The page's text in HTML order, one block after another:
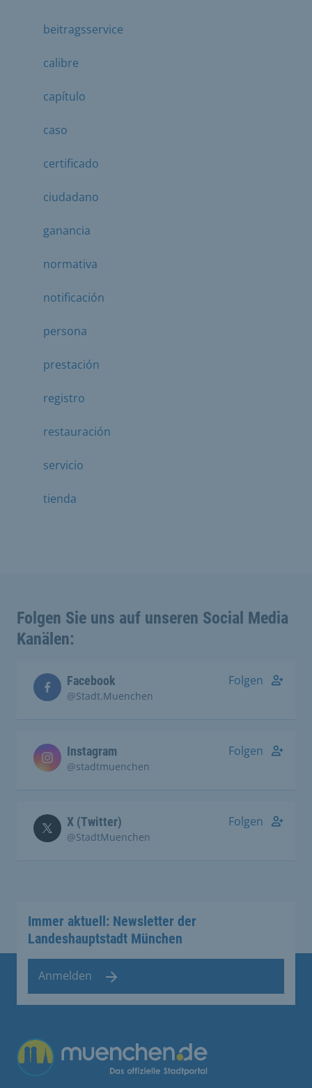
beitragsservice
calibre
capítulo
caso
certificado
ciudadano
ganancia
normativa
notificación
persona
prestación
registro
restauración
servicio
tienda
Folgen Sie uns auf unseren Social Media
Kanälen:
Facebook
@Stadt.Muenchen
Folgen
Instagram
@stadtmuenchen
Folgen
X (Twitter)
@StadtMuenchen
Folgen
Immer aktuell: Newsletter der
Landeshauptstadt München
Anmelden
Übergreifende Links